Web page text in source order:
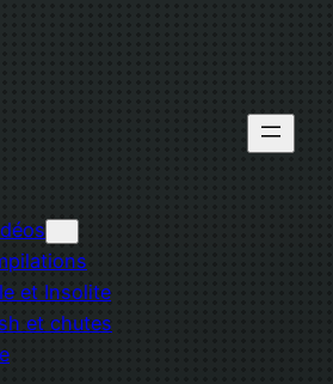
et Insolite
et chutes